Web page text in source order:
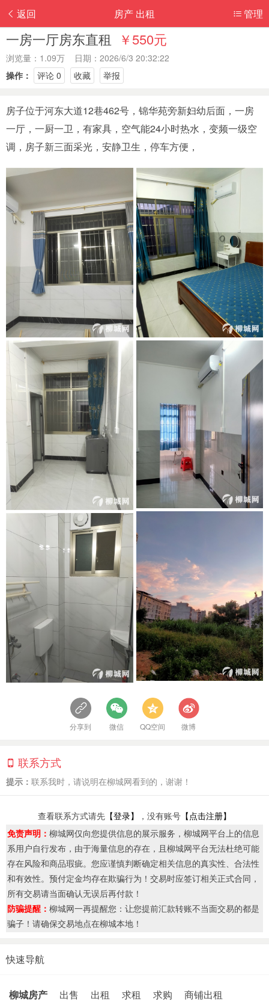
返回 管理
房产 出租
一房一厅房东直租 ￥550元
浏览量：1.09万 日期：2026/6/3 20:32:22
操作：
评论 0 收藏 举报
房子位于河东大道12巷462号，锦华苑旁新妇幼后面，一房
一厅，一厨一卫，有家具，空气能24小时热水，变频一级空
调，房子新三面采光，安静卫生，停车方便，
分享到 微信 QQ空间 微博
联系方式
提示： 联系我时，请说明在柳城网看到的，谢谢！
查看联系方式请先 【登录】 ，没有账号 【点击注册】
免责声明： 柳城网仅向您提供信息的展示服务，柳城网平台上的信息
系用户自行发布，由于海量信息的存在，且柳城网平台无法杜绝可能
存在风险和商品瑕疵。您应谨慎判断确定相关信息的真实性、合法性
和有效性。预付定金均存在欺骗行为！交易时应签订相关正式合同，
所有交易请当面确认无误后再付款！
防骗提醒： 柳城网一再提醒您：让您提前汇款转账不当面交易的都是
骗子！请确保交易地点在柳城本地！
快速导航
柳城房产 出售 出租 求租 求购
商铺出租